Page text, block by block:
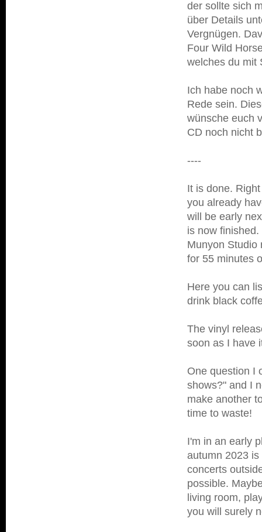
der sollte sich
über Details
Vergnügen.
Four Wild
welches du mit
Ich habe noch
Rede sein.
wünsche euch
CD noch nicht
----
It is done.
you already
will be early
is now
Munyon Studio
for 55 minutes
Here you can
drink black
The vinyl
soon as I have
One question I
shows?" and I
make another
time to waste!
I'm in an early
autumn 2023
concerts
possible.
living room,
you will surely